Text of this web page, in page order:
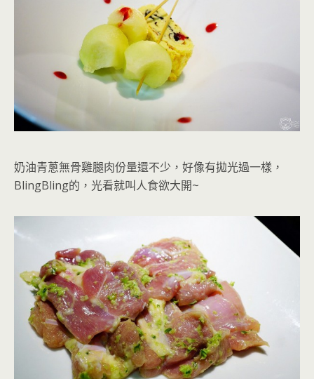
奶油青蔥無骨雞腿肉份量還不少 ，好像有拋光過一樣，
BlingBling的，光看就叫人食欲大開~